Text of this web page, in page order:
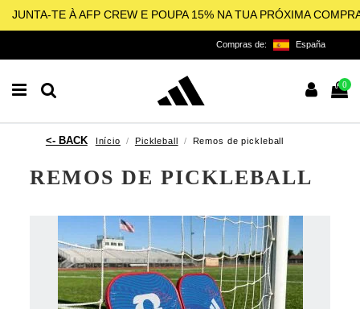
JUNTA-TE À AFP CREW E POUPA 15% NA TUA PRÓXIMA
Compras de: España
0
Início Pickleball Remos de pickleball
REMOS DE PICKLEBALL